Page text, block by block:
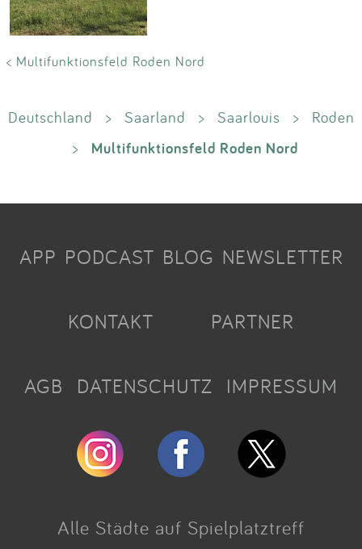
< Multifunktionsfeld Roden Nord
Deutschland > Saarland > Saarlouis >
Roden
>
Multifunktionsfeld Roden Nord
APP PODCAST BLOG NEWSLETTER
KONTAKT PARTNER
AGB DATENSCHUTZ IMPRESSUM
Alle Städte auf Spielplatztreff